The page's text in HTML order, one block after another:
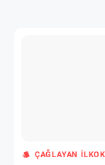
ÇAĞLAYAN